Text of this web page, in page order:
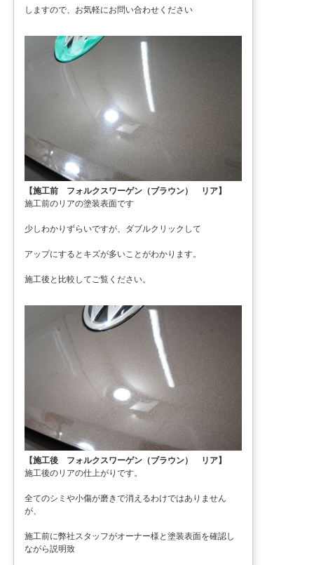
しますので、お気軽にお問い合わせください
【施工前 フォルクスワーゲン（ブラウン） リア】
施工前のリアの塗装表面です
少しわかりずらいですが、ダブルクリックして
アップにするとキズが多いことがわかります。
施工後と比較してご覧ください。
【施工後 フォルクスワーゲン（ブラウン） リア】
施工後のリアの仕上がりです。
全てのシミや小傷が磨きで消えるわけではありません
が、
施工前に弊社スタッフがオーナー様と塗装表面を確認し
ながら説明致